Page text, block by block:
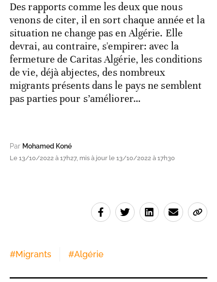
Des rapports comme les deux que nous
venons de citer, il en sort chaque année et la
situation ne change pas en Algérie. Elle
devrai, au contraire, s'empirer: avec la
fermeture de Caritas Algérie, les conditions
de vie, déjà abjectes, des nombreux
migrants présents dans le pays ne semblent
pas parties pour s’améliorer…
Par Mohamed Koné
Le 13/10/2022 à 17h27, mis à jour le 13/10/2022 à 17h30
#Migrants #Algérie